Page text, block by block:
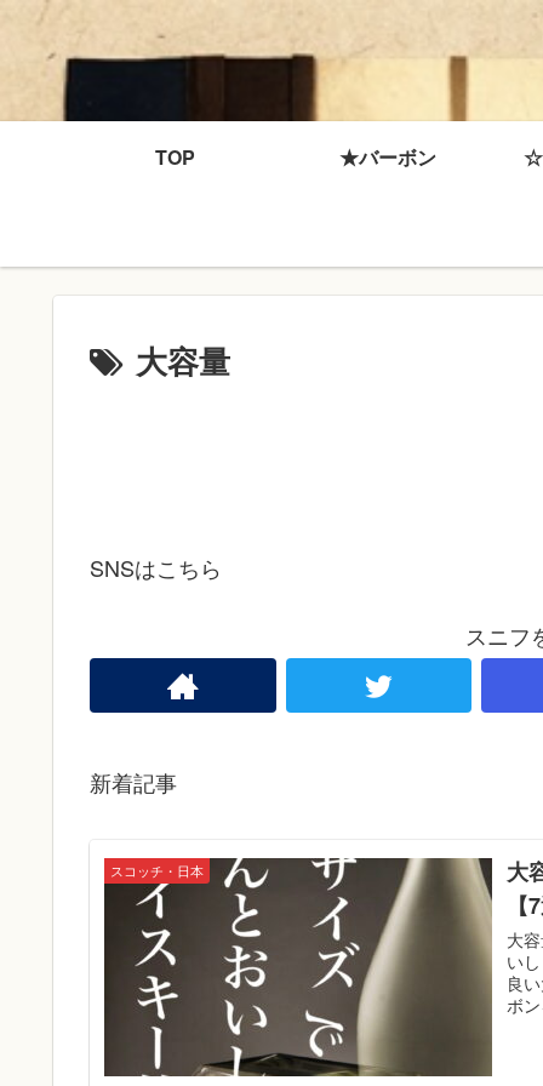
TOP ★バーボン ☆
大容量
SNSはこちら
スニフ
新着記事
スコッチ・日本
大
大
い
良
ボ